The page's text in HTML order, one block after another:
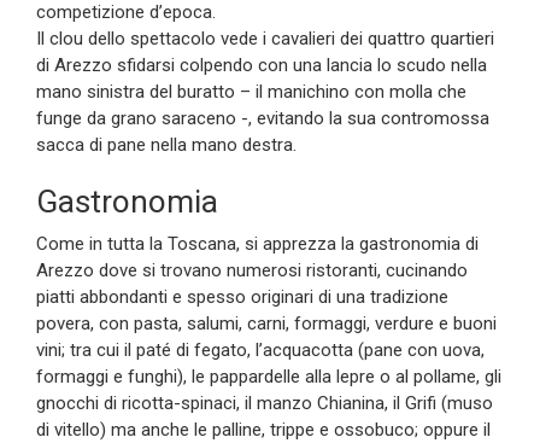
competizione d’epoca.
Il clou dello spettacolo vede i cavalieri dei quattro quartieri
di Arezzo sfidarsi colpendo con una lancia lo scudo nella
mano sinistra del buratto – il manichino con molla che
funge da grano saraceno -, evitando la sua contromossa
sacca di pane nella mano destra.
Gastronomia
Come in tutta la Toscana, si apprezza la gastronomia di
Arezzo dove si trovano numerosi ristoranti, cucinando
piatti abbondanti e spesso originari di una tradizione
povera, con pasta, salumi, carni, formaggi, verdure e buoni
vini; tra cui il paté di fegato, l’acquacotta (pane con uova,
formaggi e funghi), le pappardelle alla lepre o al pollame, gli
gnocchi di ricotta-spinaci, il manzo Chianina, il Grifi (muso
di vitello) ma anche le palline, trippe e ossobuco; oppure il